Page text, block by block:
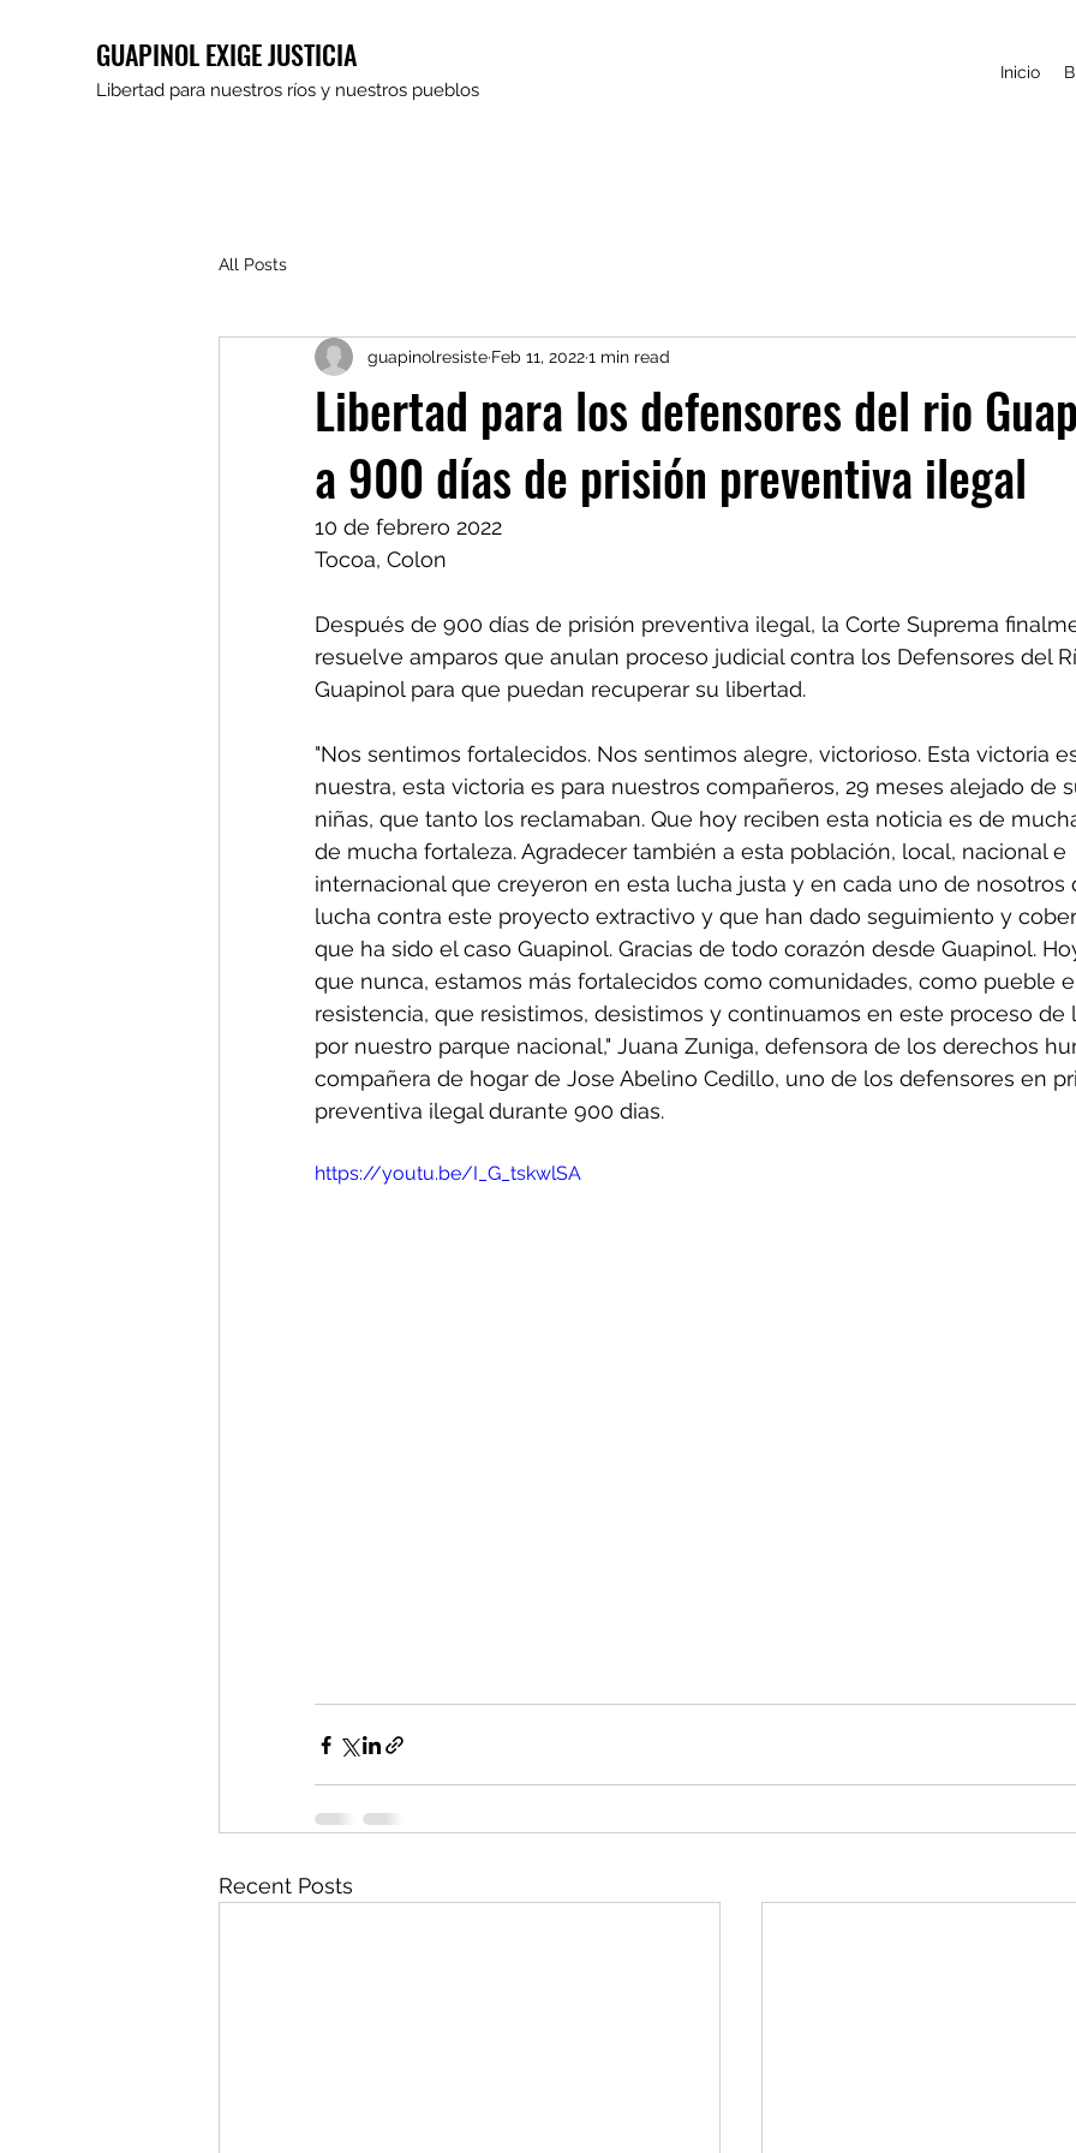
GUAPINOL EXIGE JUSTICIA
Libertad para nuestros ríos y nuestros pueblos
Inicio
All Posts
Libertad para los defensores del rio
a 900 días de prisión preventiva ilegal
guapinolresiste Feb 11, 20221 min read
10 de febrero 2022
Tocoa, Colon
Después de 900 días de prisión preventiva ilegal, la Corte Suprema
resuelve amparos que anulan proceso judicial contra los Defensores del
Guapinol para que puedan recuperar su libertad.
"Nos sentimos fortalecidos. Nos sentimos alegre, victorioso. Esta victoria
nuestra, esta victoria es para nuestros compañeros, 29 meses alejado de
niñas, que tanto los reclamaban. Que hoy reciben esta noticia es de
de mucha fortaleza. Agradecer también a esta población, local, nacional e
internacional que creyeron en esta lucha justa y en cada uno de
lucha contra este proyecto extractivo y que han dado seguimiento y
que ha sido el caso Guapinol. Gracias de todo corazón desde Guapinol.
que nunca, estamos más fortalecidos como comunidades, como pueble
resistencia, que resistimos, desistimos y continuamos en este proceso
por nuestro parque nacional," Juana Zuniga, defensora de los derechos
compañera de hogar de Jose Abelino Cedillo, uno de los defensores en
preventiva ilegal durante 900 dias.
https://youtu.be/I_G_tskwlSA
Recent Posts